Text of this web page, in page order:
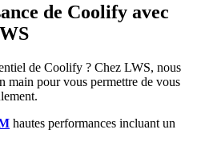
de Coolify avec
de Coolify ? Chez LWS, nous
main pour vous permettre de vous
hautes performances incluant un